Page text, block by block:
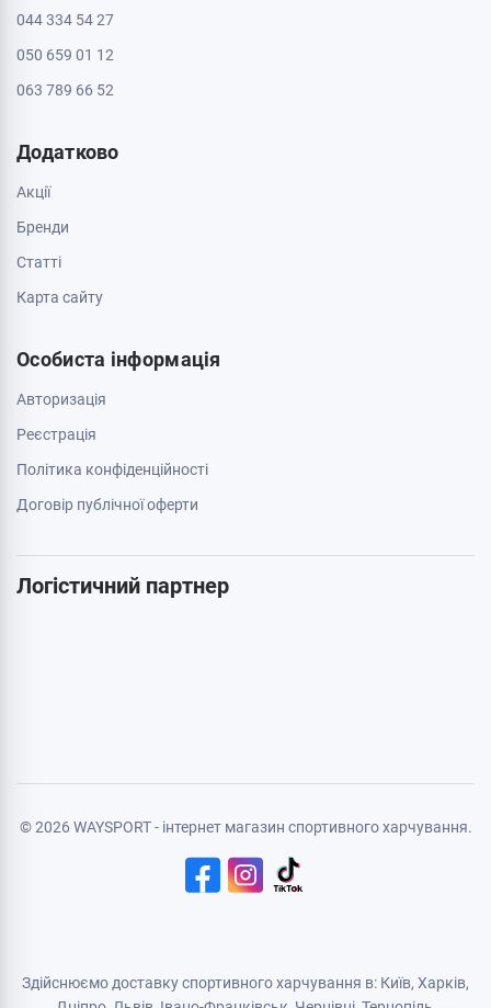
Інформація
Контакти
Доставка і оплата
Обмін та повернення
Зв'яжіться з нами
0 800 403 173
044 334 54 27
063 789 66 52
Додатково
Акції
Бренди
Карта сайту
Договір публічної оферти
Логістичний партнер